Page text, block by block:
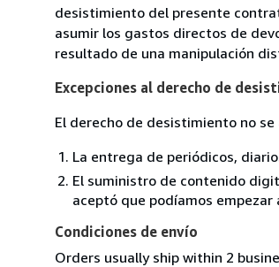
desistimiento del presente
asumir los gastos directos de
resultado de una manipulación
Excepciones al derecho de
El derecho de desistimiento no
La entrega de periódicos,
El suministro de contenido
aceptó que podíamos
Condiciones de envío
Orders usually ship within 2